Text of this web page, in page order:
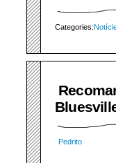
Categories:
Pedrito